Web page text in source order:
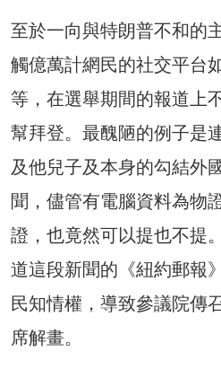
至於一向與特朗普不和的
觸億萬計網民的社交平台
等，在選舉期間的報道上
幫拜登。最醜陋的例子是
及他兒子及本身的勾結外
聞，儘管有電腦資料為物
證，也竟然可以提也不提
道這段新聞的《紐約郵報
民知情權，導致參議院傳
席解畫。